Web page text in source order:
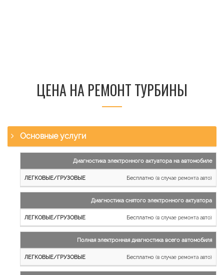
ЦЕНА НА РЕМОНТ ТУРБИНЫ
Основные услуги
работы
Легковые
и
Грузовые
автомобили
Диагностика электронного актуатора на автомобиле
Бесплатно (в случае ремонта авто)
Диагностика снятого электронного актуатора
Бесплатно (в случае ремонта авто)
Полная электронная диагностика всего автомобиля
Бесплатно (в случае ремонта авто)